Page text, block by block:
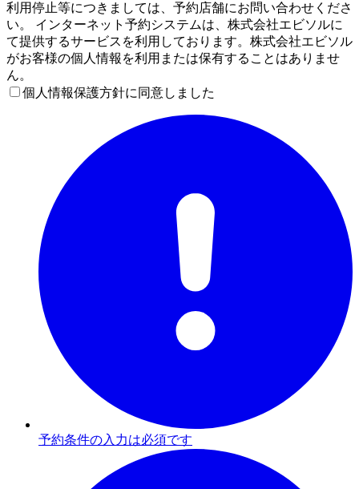
利用停止等につきましては、予約店舗にお問い合わせくださ
い。 インターネット予約システムは、株式会社エビソルに
て提供するサービスを利用しております。株式会社エビソル
がお客様の個人情報を利用または保有することはありませ
ん。
個人情報保護方針に同意しました
予約条件の入力は必須です